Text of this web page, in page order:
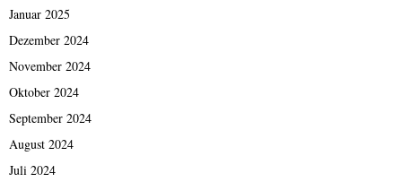
Januar 2025
Dezember 2024
November 2024
Oktober 2024
September 2024
August 2024
Juli 2024